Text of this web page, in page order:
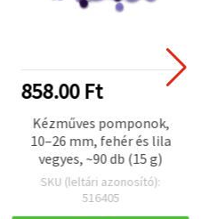
858.00 Ft
Kézműves pomponok,
10–26 mm, fehér és lila
vegyes, ~90 db (15 g)
SKU (leltári azonosító):
516405